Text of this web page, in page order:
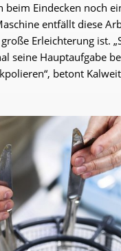
beim Eindecken noch
entfällt diese
Erleichterung ist.
seine Hauptaufgabe
betont